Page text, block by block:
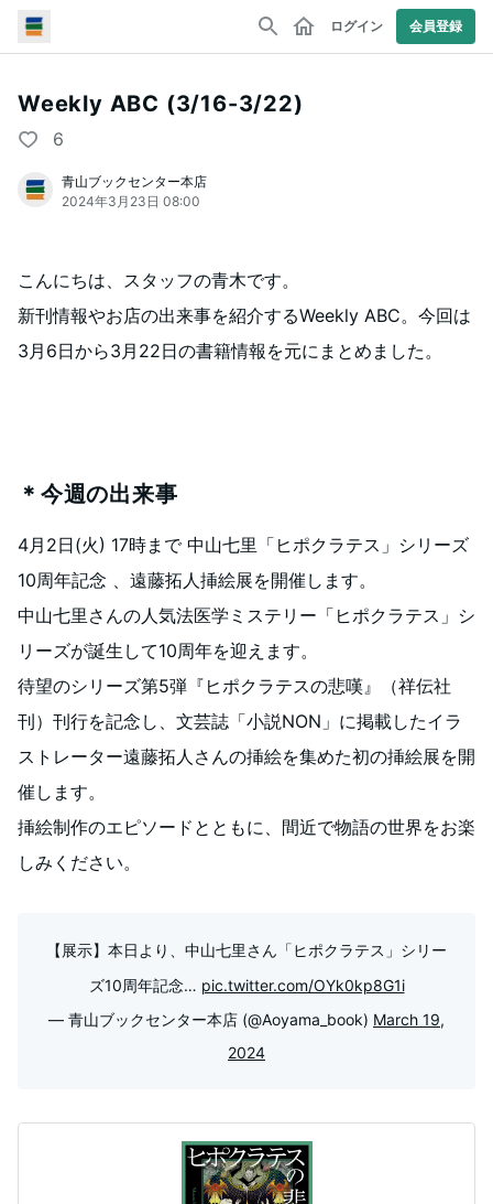
ログイン 会員登録
Weekly ABC (3/16-3/22)
6
青山ブックセンター本店
2024年3月23日 08:00
こんにちは、スタッフの青木です。
新刊情報やお店の出来事を紹介するWeekly ABC。今回は
3月6日から3月22日の書籍情報を元にまとめました。
＊今週の出来事
4月2日(火) 17時まで 中山七里「ヒポクラテス」シリーズ
10周年記念 、遠藤拓人挿絵展を開催します。
中山七里さんの人気法医学ミステリー「ヒポクラテス」シ
リーズが誕生して10周年を迎えます。
待望のシリーズ第5弾『ヒポクラテスの悲嘆』（祥伝社
刊）刊行を記念し、文芸誌「小説NON」に掲載したイラ
ストレーター遠藤拓人さんの挿絵を集めた初の挿絵展を開
催します。
挿絵制作のエピソードとともに、間近で物語の世界をお楽
しみください。
【展示】本日より、中山七里さん「ヒポクラテス」シリー
ズ10周年記念… pic.twitter.com/OYk0kp8G1i
— 青山ブックセンター本店 (@Aoyama_book) March 19,
2024